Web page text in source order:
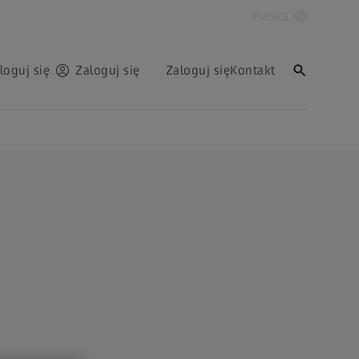
się Zaloguj się Zaloguj sięKontakt